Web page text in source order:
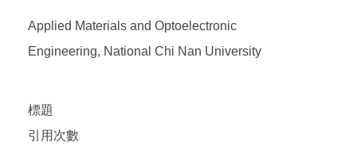
Applied Materials and Optoelectronic
Engineering, National Chi Nan University
標題
引用次數